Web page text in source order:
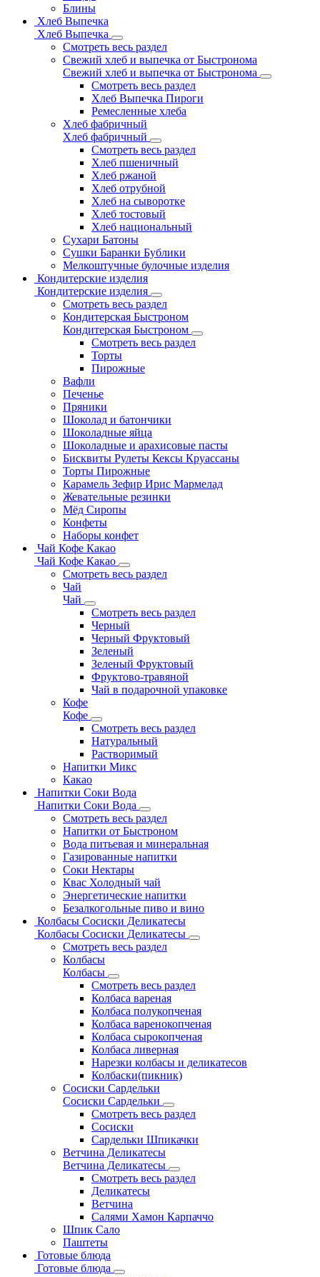
Блины
Хлеб Выпечка
Хлеб Выпечка
Смотреть весь раздел
Свежий хлеб и выпечка от Быстронома
Свежий хлеб и выпечка от Быстронома
Смотреть весь раздел
Хлеб Выпечка Пироги
Ремесленные хлеба
Хлеб фабричный
Хлеб фабричный
Смотреть весь раздел
Хлеб пшеничный
Хлеб ржаной
Хлеб отрубной
Хлеб на сыворотке
Хлеб тостовый
Хлеб национальный
Сухари Батоны
Сушки Баранки Бублики
Мелкоштучные булочные изделия
Кондитерские изделия
Кондитерские изделия
Смотреть весь раздел
Кондитерская Быстроном
Кондитерская Быстроном
Смотреть весь раздел
Торты
Пирожные
Вафли
Печенье
Пряники
Шоколад и батончики
Шоколадные яйца
Шоколадные и арахисовые пасты
Бисквиты Рулеты Кексы Круассаны
Торты Пирожные
Карамель Зефир Ирис Мармелад
Жевательные резинки
Мёд Сиропы
Конфеты
Наборы конфет
Чай Кофе Какао
Чай Кофе Какао
Смотреть весь раздел
Чай
Чай
Смотреть весь раздел
Черный
Черный Фруктовый
Зеленый
Зеленый Фруктовый
Фруктово-травяной
Чай в подарочной упаковке
Кофе
Кофе
Смотреть весь раздел
Натуральный
Растворимый
Напитки Микс
Какао
Напитки Соки Вода
Напитки Соки Вода
Смотреть весь раздел
Напитки от Быстроном
Вода питьевая и минеральная
Газированные напитки
Соки Нектары
Квас Холодный чай
Энергетические напитки
Безалкогольные пиво и вино
Колбасы Сосиски Деликатесы
Колбасы Сосиски Деликатесы
Смотреть весь раздел
Колбасы
Колбасы
Смотреть весь раздел
Колбаса вареная
Колбаса полукопченая
Колбаса варенокопченая
Колбаса сырокопченая
Колбаса ливерная
Нарезки колбасы и деликатесов
Колбаски(пикник)
Сосиски Сардельки
Сосиски Сардельки
Смотреть весь раздел
Сосиски
Сардельки Шпикачки
Ветчина Деликатесы
Ветчина Деликатесы
Смотреть весь раздел
Деликатесы
Ветчина
Салями Хамон Карпаччо
Шпик Сало
Паштеты
Готовые блюда
Готовые блюда